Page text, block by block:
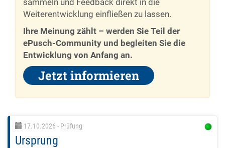
sammeln und Feedback direkt in die
Weiterentwicklung einfließen zu lassen.
Ihre Meinung zählt – werden Sie Teil der
ePusch-Community und begleiten Sie die
Entwicklung von Anfang an.
Jetzt informieren
17.10.2026 - Prüfung
Ursprung